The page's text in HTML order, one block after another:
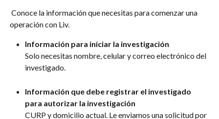
operación con Liv.
Información para iniciar la investigación
Solo necesitas nombre, celular y correo electrónico del
investigado.
Información que debe registrar el investigado
para autorizar la investigación
CURP y domicilio actual. Le enviamos una solicitud por